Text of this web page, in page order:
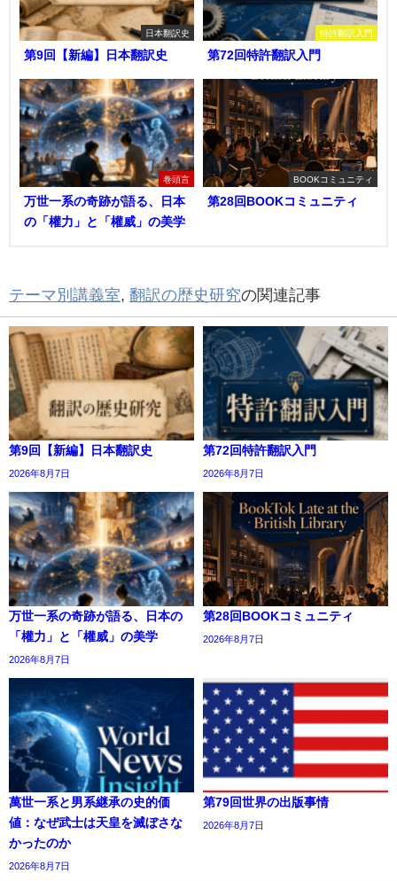
日本翻訳史
第9回【新編】日本翻訳史
特許翻訳入門
第72回特許翻訳入門
巻頭言
万世一系の奇跡が語る、日本
の「權力」と「權威」の美学
BOOKコミュニティ
第28回BOOKコミュニティ
テーマ別講義室 翻訳の歴史研究の関連記事
第9回【新編】日本翻訳史
2026年8月7日
第72回特許翻訳入門
2026年8月7日
万世一系の奇跡が語る、日本の
「權力」と「權威」の美学
2026年8月7日
第28回BOOKコミュニティ
2026年8月7日
萬世一系と男系継承の史的価
値：なぜ武士は天皇を滅ぼさな
かったのか
2026年8月7日
第79回世界の出版事情
2026年8月7日